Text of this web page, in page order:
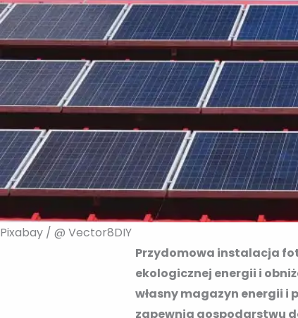
Pixabay / @ Vector8DIY
Przydomowa instalacja
ekologicznej energii i
własny magazyn energii i
zapewnia gospodarstwu